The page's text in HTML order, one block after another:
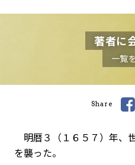
著者に
一覧
Share
明暦３（１６５７）年、
を襲った。